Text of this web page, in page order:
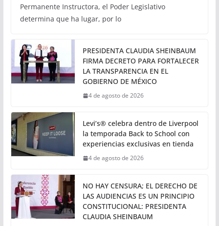
Permanente Instructora, el Poder Legislativo
determina que ha lugar, por lo
PRESIDENTA CLAUDIA SHEINBAUM
FIRMA DECRETO PARA FORTALECER
LA TRANSPARENCIA EN EL
GOBIERNO DE MÉXICO
4 de agosto de 2026
Levi’s® celebra dentro de Liverpool
la temporada Back to School con
experiencias exclusivas en tienda
4 de agosto de 2026
NO HAY CENSURA; EL DERECHO DE
LAS AUDIENCIAS ES UN PRINCIPIO
CONSTITUCIONAL: PRESIDENTA
CLAUDIA SHEINBAUM